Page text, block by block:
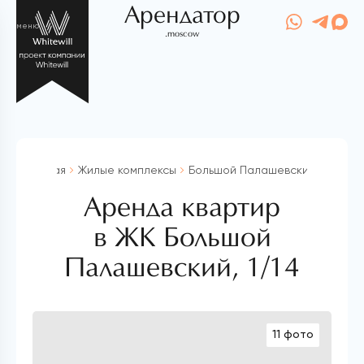
меню Арендатор
.moscow
Главная Жилые комплексы Большой Палашевский, 1/14
Аренда квартир
в ЖК Большой
Палашевский, 1/14
11 фото